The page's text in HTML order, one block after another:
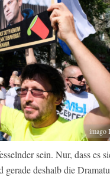
imago
sein. Nur, dass es
deshalb die